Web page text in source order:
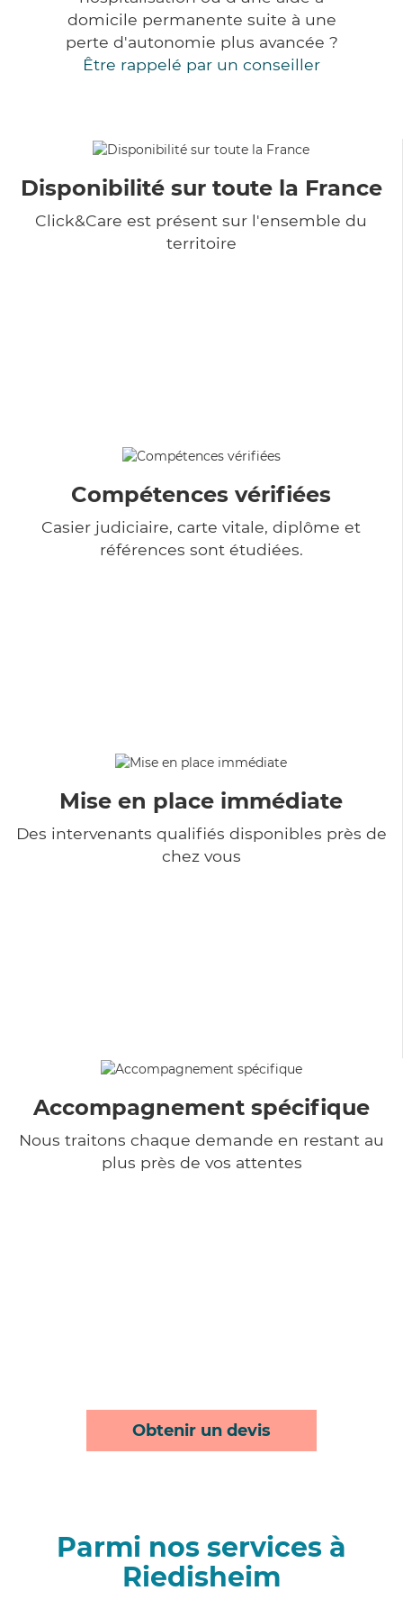
domicile permanente suite à une
perte d'autonomie plus avancée ?
Être rappelé par un conseiller
Disponibilité sur toute la France
Click&Care est présent sur l'ensemble du
territoire
Compétences vérifiées
Casier judiciaire, carte vitale, diplôme et
références sont étudiées.
Mise en place immédiate
Des intervenants qualifiés disponibles près de
chez vous
Accompagnement spécifique
Nous traitons chaque demande en restant au
plus près de vos attentes
Obtenir un devis
Parmi nos services à
Riedisheim